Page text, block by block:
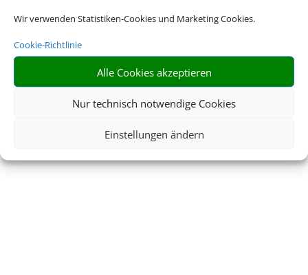
Wir verwenden Statistiken-Cookies und Marketing Cookies.
Cookie-Richtlinie
Alle Cookies akzeptieren
Nur technisch notwendige Cookies
Einstellungen ändern
AGB Kontakt
Service
Online Check-In
Barrierefreiheitserklärun
g